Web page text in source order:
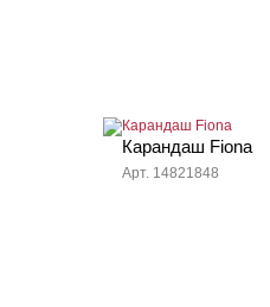
Карандаш Fiona
Арт. 14821848